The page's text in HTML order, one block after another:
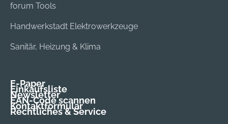
forum Tools
Handwerkstadt Elektrowerkzeuge
Sanitär, Heizung & Klima
E-Paper
Einkaufsliste
Newsletter
EAN-Code scannen
Kontaktformular
Rechtliches & Service